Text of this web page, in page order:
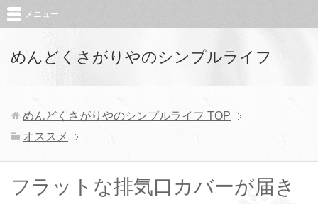
めんどくさがりやのシンプルライフ
メニュー
めんどくさがりやのシンプルライフ TOP
オススメ
フラットな排気口カバーが届き